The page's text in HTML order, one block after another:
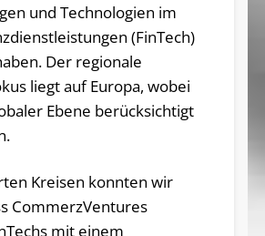
und Technologien im
(FinTech)
Der regionale
liegt auf Europa, wobei
Ebene berücksichtigt
Kreisen konnten wir
CommerzVentures
mit einem